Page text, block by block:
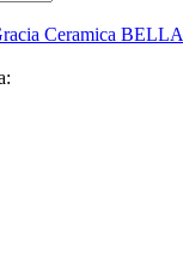
Ceramica BELLA